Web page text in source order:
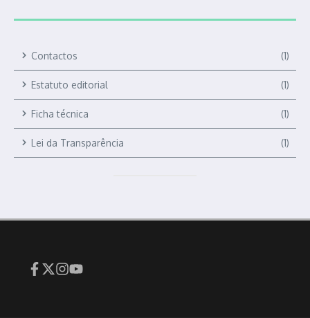
Contactos (1)
Estatuto editorial (1)
Ficha técnica (1)
Lei da Transparência (1)